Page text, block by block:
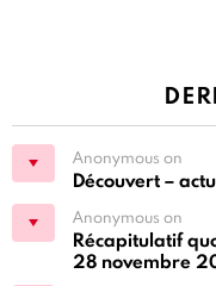
Anonymous on
Découvert –
Anonymous on
Récapitulatif
28 novembre